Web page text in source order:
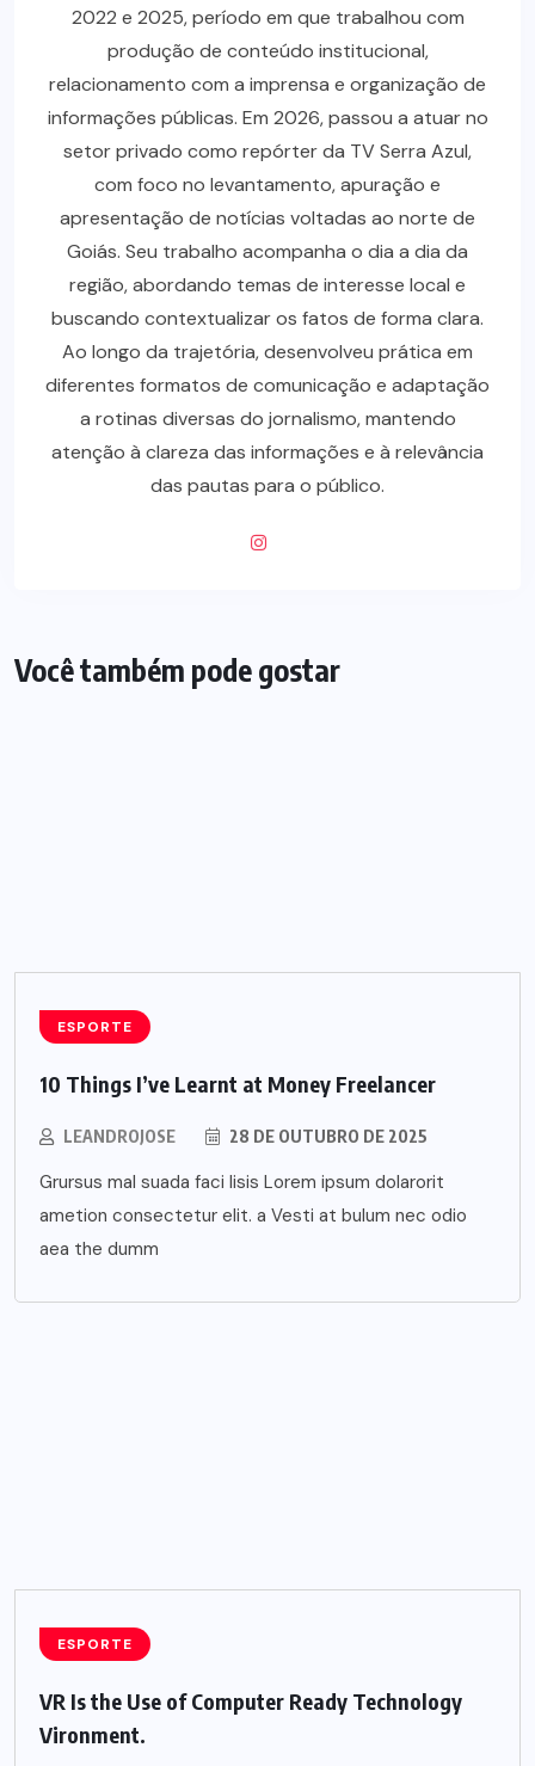
2022 e 2025, período em que trabalhou com
produção de conteúdo institucional,
relacionamento com a imprensa e organização de
informações públicas. Em 2026, passou a atuar no
setor privado como repórter da TV Serra Azul,
com foco no levantamento, apuração e
apresentação de notícias voltadas ao norte de
Goiás. Seu trabalho acompanha o dia a dia da
região, abordando temas de interesse local e
buscando contextualizar os fatos de forma clara.
Ao longo da trajetória, desenvolveu prática em
diferentes formatos de comunicação e adaptação
a rotinas diversas do jornalismo, mantendo
atenção à clareza das informações e à relevância
das pautas para o público.
Você também pode gostar
ESPORTE
10 Things I’ve Learnt at Money Freelancer
LEANDROJOSE 28 DE OUTUBRO DE 2025
Grursus mal suada faci lisis Lorem ipsum dolarorit
ametion consectetur elit. a Vesti at bulum nec odio
aea the dumm
ESPORTE
VR Is the Use of Computer Ready Technology
Vironment.